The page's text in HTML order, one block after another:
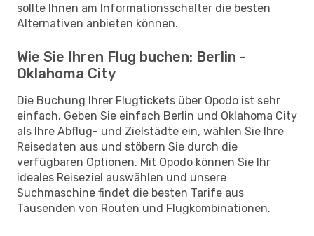
sollte Ihnen am Informationsschalter die besten
Alternativen anbieten können.
Wie Sie Ihren Flug buchen: Berlin -
Oklahoma City
Die Buchung Ihrer Flugtickets über Opodo ist sehr
einfach. Geben Sie einfach Berlin und Oklahoma City
als Ihre Abflug- und Zielstädte ein, wählen Sie Ihre
Reisedaten aus und stöbern Sie durch die
verfügbaren Optionen. Mit Opodo können Sie Ihr
ideales Reiseziel auswählen und unsere
Suchmaschine findet die besten Tarife aus
Tausenden von Routen und Flugkombinationen.